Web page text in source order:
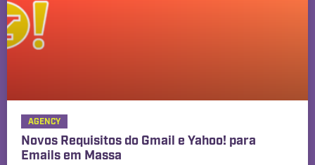
AGENCY
Novos Requisitos do Gmail e Yahoo! para
Emails em Massa